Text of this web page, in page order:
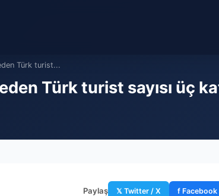
Türk turist...
Türk turist sayısı üç
Paylaş 𝕏 Twitter / X f Facebook